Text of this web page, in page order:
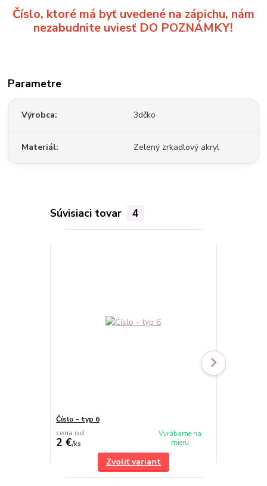
Číslo, ktoré má byť uvedené na zápichu, nám
nezabudnite uviesť DO POZNÁMKY!
Parametre
Výrobca 3dčko
Materiál Zelený zrkadlový akryl
Súvisiaci tovar 4
Číslo - typ 6
cena od
2 €/ks
Vyrábame na
mieru
Zvoliť variant